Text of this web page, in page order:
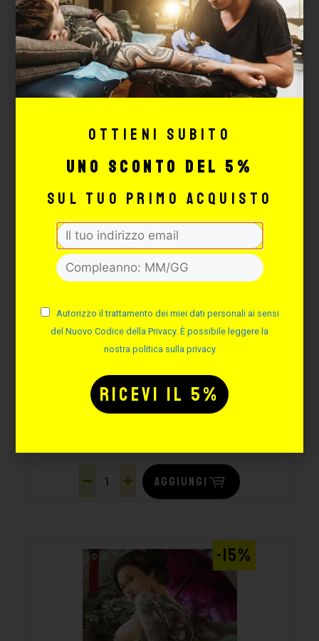
AGGIUNGI
TELA 7
Disponibilità immediata
AGGIUNGI
-15%
Ottieni subito
uno sconto del 5%
sul tuo primo acquisto
Autorizzo il trattamento dei miei dati personali ai sensi
del Nuovo Codice della Privacy. È possibile leggere la
nostra politica sulla privacy